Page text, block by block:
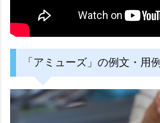
「アミューズ」の例文・用例